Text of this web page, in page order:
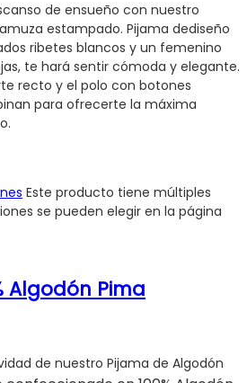
de ensueño con nuestro
estampado. Pijama dediseño
ribetes blancos y un femenino
te hará sentir cómoda y elegante.
recto y el polo con botones
para ofrecerte la máxima
Este producto tiene múltiples
se pueden elegir en la página
Algodón Pima
de nuestro Pijama de Algodón